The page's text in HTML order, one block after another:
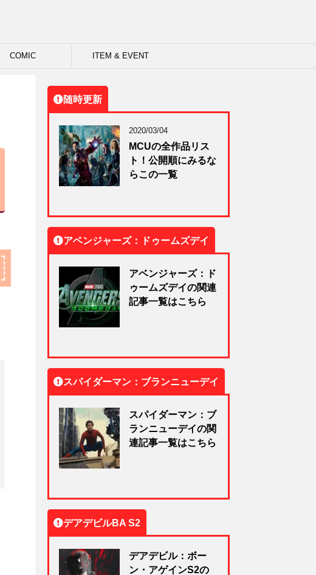
COMIC ITEM & EVENT
随時更新
2020/03/04
MCUの全作品リス
ト！公開順にみるな
らこの一覧
アベンジャーズ：ドゥームズデイ
アベンジャーズ：ド
ゥームズデイの関連
記事一覧はこちら
スパイダーマン：ブランニューデイ
スパイダーマン：ブ
ランニューデイの関
連記事一覧はこちら
デアデビルBA S2
デアデビル：ボー
ン・アゲインS2の